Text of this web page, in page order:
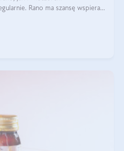
Rano ma szansę wspierać